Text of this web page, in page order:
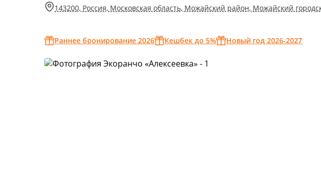
143200, Россия, Московская область, Можайский район, Можайский
Раннее бронирование 2026 Кешбек до 5% Новый год 2026-2027